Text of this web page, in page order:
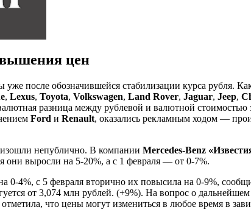
цен
после обозначившейся стабилизации курса рубля.
, Lexus, Toyota, Volkswagen, Land Rover, Jaguar, Jeep,
разница между рублевой и валютной
Ford и Renault, оказались рекламным ходом —
непублично. В компании Mercedes-Benz
они выросли на 5-20%, а с 1 февраля — от 0-7%.
0-4%, с 5 февраля вторично их повысила на 0-9%,
от 3,074 млн рублей. (+9%). На вопрос о
что цены могут измениться в любое время в